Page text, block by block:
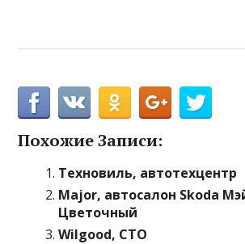
Похожие Записи:
Техновиль, автотехцентр
Major, автосалон Skoda
Цветочный
Wilgood, СТО